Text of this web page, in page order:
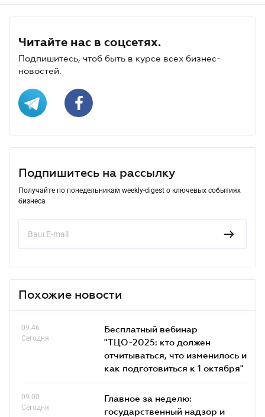
Читайте нас в соцсетях.
Подпишитесь, чтоб быть в курсе всех бизнес-
новостей.
Подпишитесь на рассылку
Получайте по понедельникам weekly-digest о ключевых событиях
бизнеса
Похожие новости
09.46
Сегодня
Бесплатный вебинар
"ТЦО-2025: кто должен
отчитываться, что изменилось и
как подготовиться к 1 октября"
09.00
Сегодня
Главное за неделю:
государственный надзор и